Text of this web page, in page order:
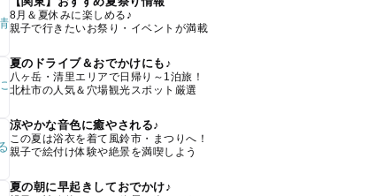
8月＆夏休みに楽しめる♪
親子で行きたいお祭り・イベントが満載
夏のドライブ＆おでかけにも♪
八ヶ岳・清里エリアで日帰り～1泊旅！
北杜市の人気＆穴場観光スポット厳選
涼やかな音色に癒やされる♪
この夏は浴衣を着て風鈴市・まつりへ！
親子で絵付け体験や絶景を満喫しよう
夏の朝に早起きしておでかけ♪